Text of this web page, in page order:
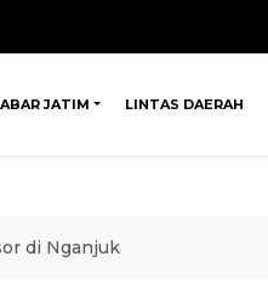
JATIM LINTAS DAERAH
di Nganjuk